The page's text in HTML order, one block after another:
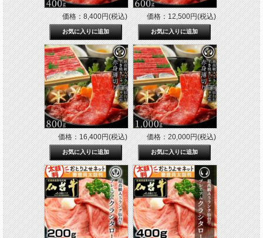
価格：8,400円(税込) 価格：12,500円(税込)
価格：16,400円(税込) 価格：20,000円(税込)